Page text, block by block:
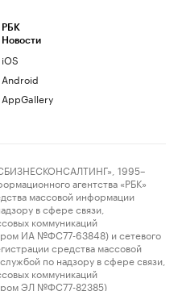
РБК
Новости
iOS
Android
AppGallery
1995–
агентства «РБК»
массовой информации
в сфере связи,
коммуникаций
ИА №ФС77-63848) и сетевого
средства массовой
по надзору в сфере связи,
коммуникаций
ЭЛ №ФС77-82385)